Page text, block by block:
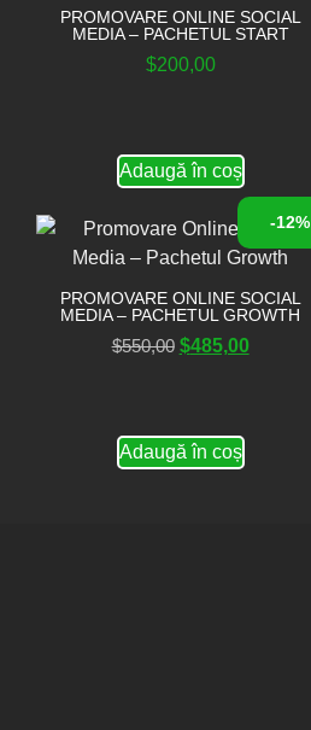
PROMOVARE ONLINE SOCIAL
MEDIA – PACHETUL START
$200,00
Adaugă în coș
-12%
PROMOVARE ONLINE SOCIAL
MEDIA – PACHETUL GROWTH
$550,00 $485,00
Adaugă în coș